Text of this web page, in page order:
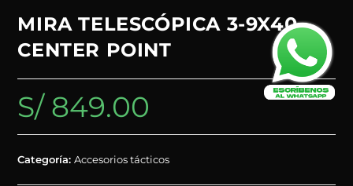
MIRA TELESCÓPICA 3-9X40
CENTER POINT
S/849.00
Categoría:Accesorios tácticos